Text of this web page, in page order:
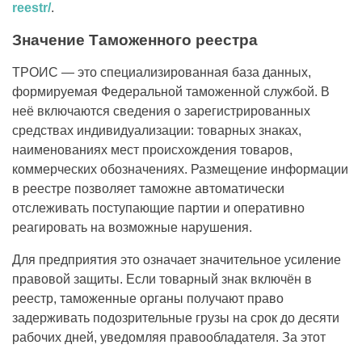
reestr/.
Значение Таможенного реестра
ТРОИС — это специализированная база данных,
формируемая Федеральной таможенной службой. В
неё включаются сведения о зарегистрированных
средствах индивидуализации: товарных знаках,
наименованиях мест происхождения товаров,
коммерческих обозначениях. Размещение информации
в реестре позволяет таможне автоматически
отслеживать поступающие партии и оперативно
реагировать на возможные нарушения.
Для предприятия это означает значительное усиление
правовой защиты. Если товарный знак включён в
реестр, таможенные органы получают право
задерживать подозрительные грузы на срок до десяти
рабочих дней, уведомляя правообладателя. За этот